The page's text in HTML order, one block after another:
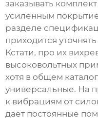
заказывать
усиленным
разделе
приходится
Кстати, про их
высоковольтных
хотя в общем
универсальные. На
к вибрациям от
даёт постоянные